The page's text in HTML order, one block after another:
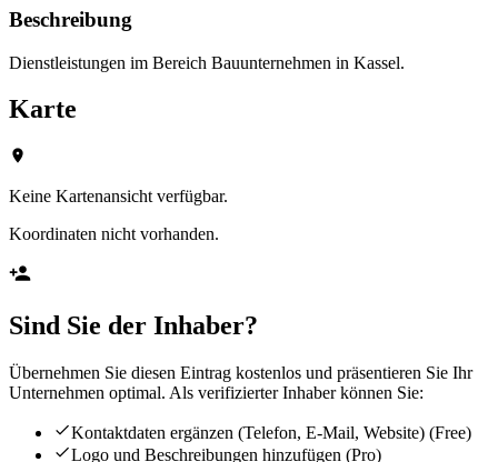
Beschreibung
Dienstleistungen im Bereich Bauunternehmen in Kassel.
Karte
Keine Kartenansicht verfügbar.
Koordinaten nicht vorhanden.
Sind Sie der Inhaber?
Übernehmen Sie diesen Eintrag kostenlos und präsentieren Sie Ihr
Unternehmen optimal. Als verifizierter Inhaber können Sie:
Kontaktdaten ergänzen (Telefon, E-Mail, Website) (Free)
Logo und Beschreibungen hinzufügen (Pro)